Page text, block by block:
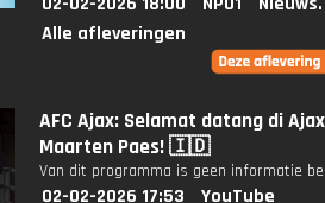
Alle afleveringen
AFC Ajax: Selamat datang di
Maarten Paes! 🇮🇩
Van dit programma is geen informatie
02-02-2026 17:53 YouTube